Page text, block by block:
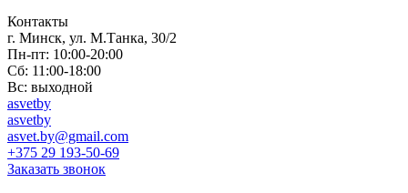
Контакты
г. Минск, ул. М.Танка, 30/2
Пн-пт: 10:00-20:00
Сб: 11:00-18:00
Вс: выходной
asvetby
asvetby
asvet.by@gmail.com
+375 29 193-50-69
Заказать звонок